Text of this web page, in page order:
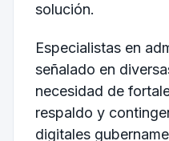
solución.
Especialistas en
señalado en
necesidad de
respaldo y
digitales